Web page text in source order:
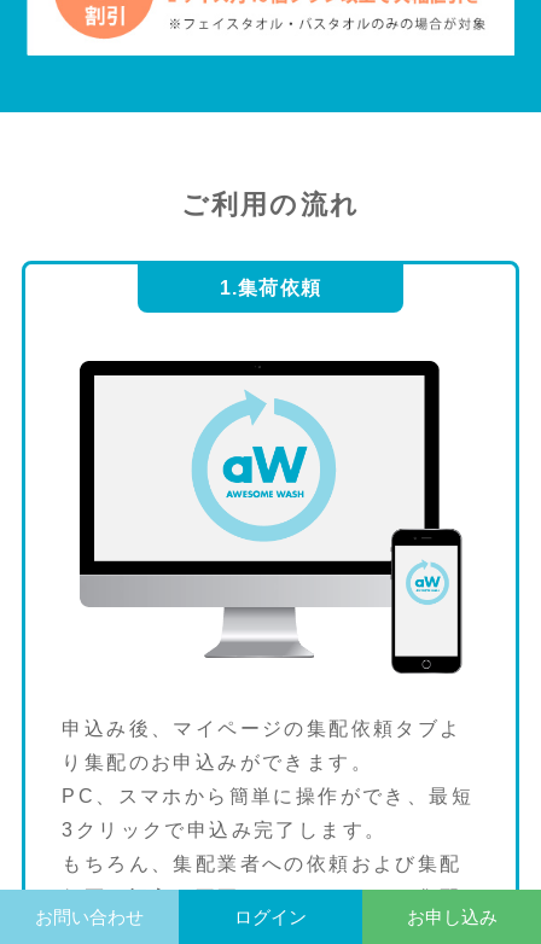
ご利用の流れ
1.集荷依頼
申込み後、マイページの集配依頼タブよ
り集配のお申込みができます。
PC、スマホから簡単に操作ができ、最短
3クリックで申込み完了します。
もちろん、集配業者への依頼および集配
時間の変更や利用履歴の確認もできま
お問い合わせ ログイン お申し込み